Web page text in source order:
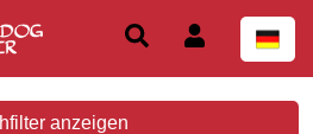
anzeigen